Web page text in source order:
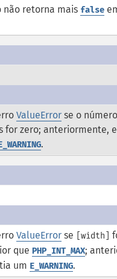
não retorna mais false
ValueError se o
for zero; anteriormente,
.
ValueError se [width]
que PHP_INT_MAX;
um E_WARNING.